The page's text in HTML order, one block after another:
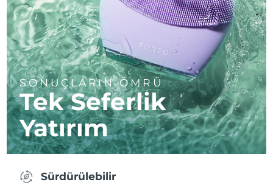
SONUÇLARIN ÖMRÜ
Tek Seferlik
Yatırım
Sürdürülebilir